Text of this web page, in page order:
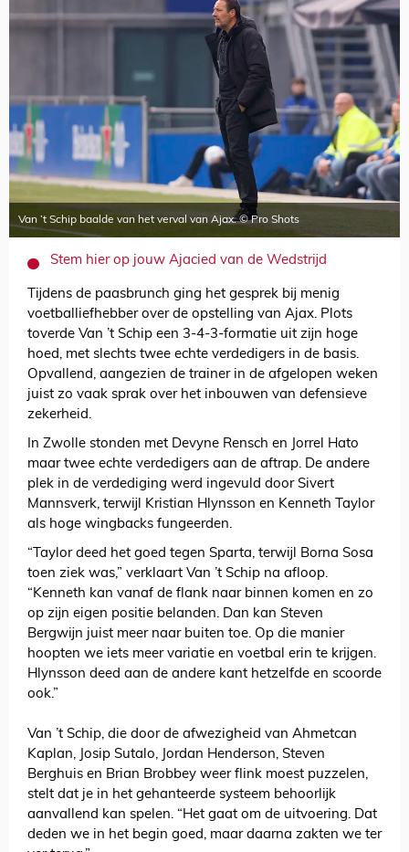
Van ’t Schip baalde van het verval van Ajax. © Pro Shots
Stem hier op jouw Ajacied van de Wedstrijd
Tijdens de paasbrunch ging het gesprek bij menig
voetballiefhebber over de opstelling van Ajax. Plots
toverde Van ’t Schip een 3-4-3-formatie uit zijn hoge
hoed, met slechts twee echte verdedigers in de basis.
Opvallend, aangezien de trainer in de afgelopen weken
juist zo vaak sprak over het inbouwen van defensieve
zekerheid.
In Zwolle stonden met Devyne Rensch en Jorrel Hato
maar twee echte verdedigers aan de aftrap. De andere
plek in de verdediging werd ingevuld door Sivert
Mannsverk, terwijl Kristian Hlynsson en Kenneth Taylor
als hoge wingbacks fungeerden.
“Taylor deed het goed tegen Sparta, terwijl Borna Sosa
toen ziek was,” verklaart Van ’t Schip na afloop.
“Kenneth kan vanaf de flank naar binnen komen en zo
op zijn eigen positie belanden. Dan kan Steven
Bergwijn juist meer naar buiten toe. Op die manier
hoopten we iets meer variatie en voetbal erin te krijgen.
Hlynsson deed aan de andere kant hetzelfde en scoorde
ook.”
Van ’t Schip, die door de afwezigheid van Ahmetcan
Kaplan, Josip Sutalo, Jordan Henderson, Steven
Berghuis en Brian Brobbey weer flink moest puzzelen,
stelt dat je in het gehanteerde systeem behoorlijk
aanvallend kan spelen. “Het gaat om de uitvoering. Dat
deden we in het begin goed, maar daarna zakten we ter